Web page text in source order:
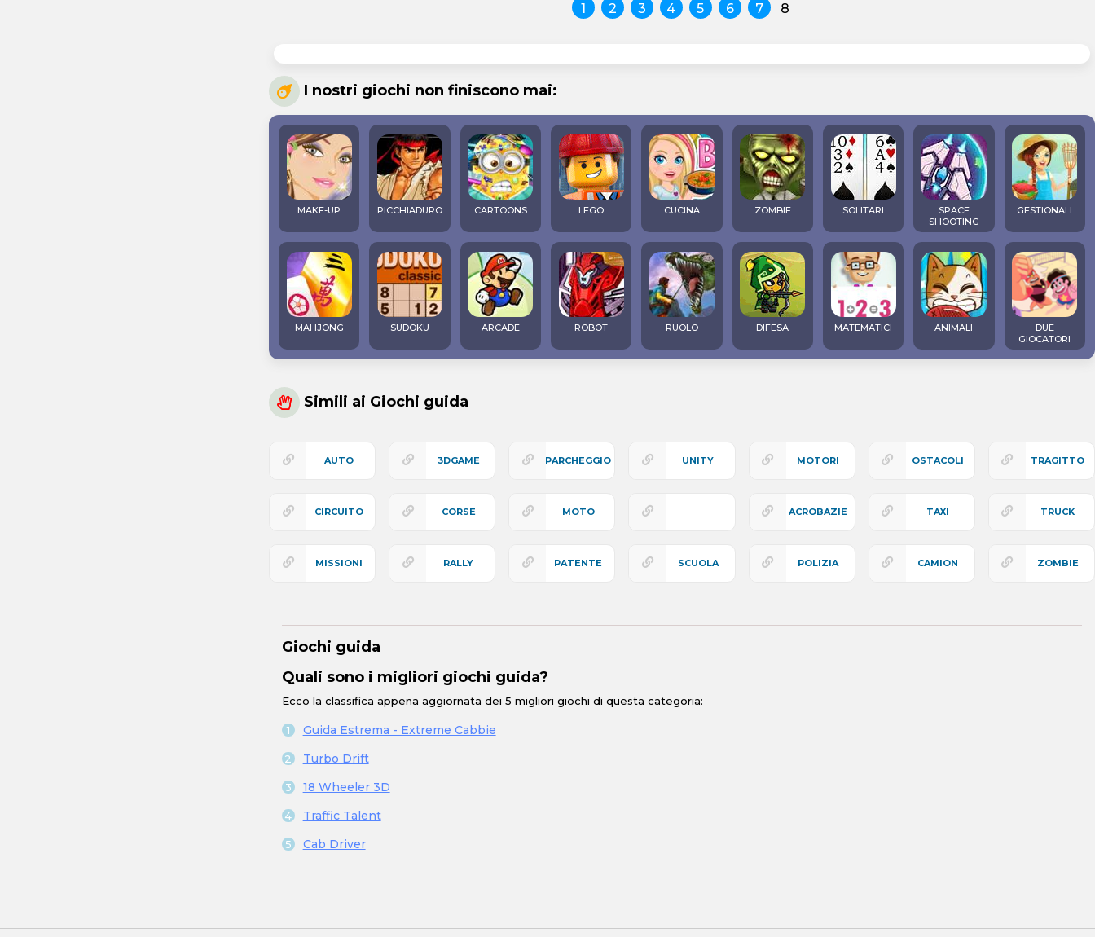
1 2 3 4 5 6 7 8
I nostri giochi non finiscono mai:
MAKE-UP PICCHIADURO CARTOONS LEGO CUCINA ZOMBIE SOLITARI
SPACE
SHOOTING
GESTIONALI
MAHJONG SUDOKU ARCADE ROBOT RUOLO DIFESA MATEMATICI ANIMALI
DUE
GIOCATORI
Simili ai Giochi guida
AUTO 3DGAME PARCHEGGIO UNITY MOTORI OSTACOLI TRAGITTO
CIRCUITO CORSE MOTO ACROBAZIE TAXI TRUCK
MISSIONI RALLY PATENTE SCUOLA POLIZIA CAMION ZOMBIE
Giochi guida
Quali sono i migliori giochi guida?
Ecco la classifica appena aggiornata dei 5 migliori giochi di questa categoria:
Guida Estrema - Extreme Cabbie
Turbo Drift
18 Wheeler 3D
Traffic Talent
Cab Driver